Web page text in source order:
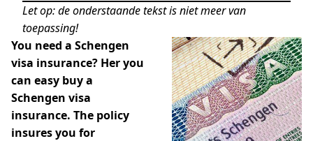
Let op: de onderstaande tekst is niet meer van
toepassing!
You need a Schengen
visa insurance? Her you
can easy buy a
Schengen visa
insurance. The policy
insures you for